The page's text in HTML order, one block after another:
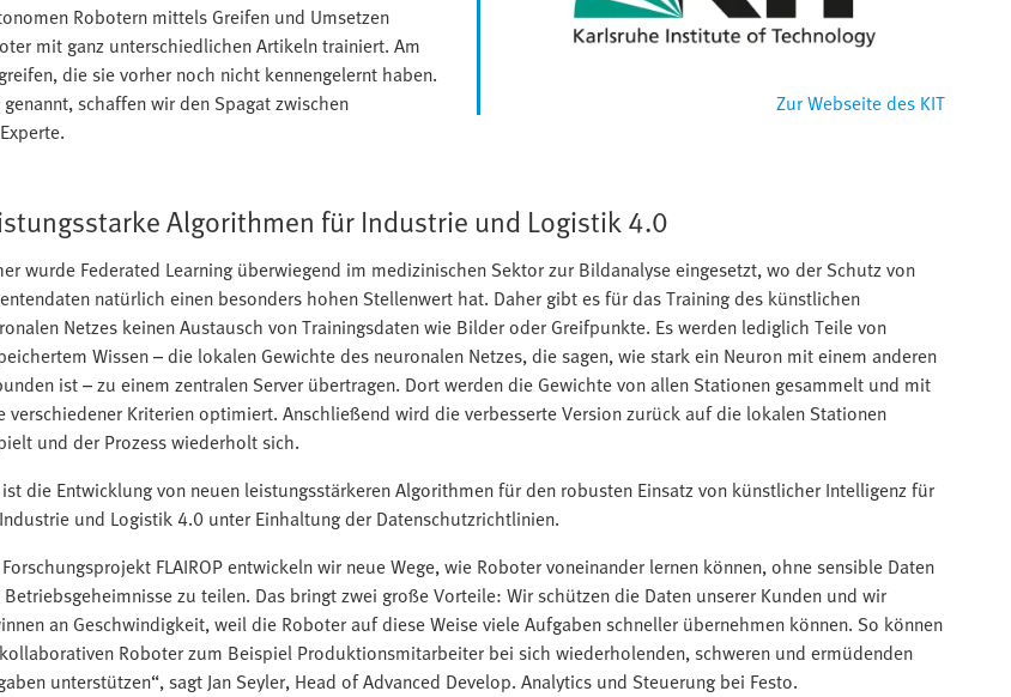
Robotern mittels Greifen und Umsetzen
mit ganz unterschiedlichen Artikeln trainiert. Am
die sie vorher noch nicht kennengelernt haben.
schaffen wir den Spagat zwischen
Zur Webseite des KIT
Algorithmen für Industrie und Logistik 4.0
wurde Federated Learning überwiegend im medizinischen Sektor zur Bildanalyse eingesetzt, wo der Schutz von
natürlich einen besonders hohen Stellenwert hat. Daher gibt es für das Training des künstlichen
Netzes keinen Austausch von Trainingsdaten wie Bilder oder Greifpunkte. Es werden lediglich Teile von
Wissen – die lokalen Gewichte des neuronalen Netzes, die sagen, wie stark ein Neuron mit einem anderen
ist – zu einem zentralen Server übertragen. Dort werden die Gewichte von allen Stationen gesammelt und mit
verschiedener Kriterien optimiert. Anschließend wird die verbesserte Version zurück auf die lokalen Stationen
und der Prozess wiederholt sich.
die Entwicklung von neuen leistungsstärkeren Algorithmen für den robusten Einsatz von künstlicher Intelligenz für
und Logistik 4.0 unter Einhaltung der Datenschutzrichtlinien.
FLAIROP entwickeln wir neue Wege, wie Roboter voneinander lernen können, ohne sensible Daten
zu teilen. Das bringt zwei große Vorteile: Wir schützen die Daten unserer Kunden und wir
an Geschwindigkeit, weil die Roboter auf diese Weise viele Aufgaben schneller übernehmen können. So können
Roboter zum Beispiel Produktionsmitarbeiter bei sich wiederholenden, schweren und ermüdenden
unterstützen“, sagt Jan Seyler, Head of Advanced Develop. Analytics und Steuerung bei Festo.